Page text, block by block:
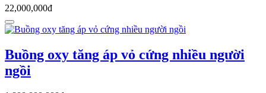
22,000,000đ
Buồng oxy tăng áp vỏ cứng nhiều người
ngồi